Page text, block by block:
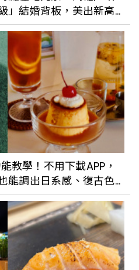
」結婚背板，美出新高
教學！不用下載APP，
能調出日系感、復古色